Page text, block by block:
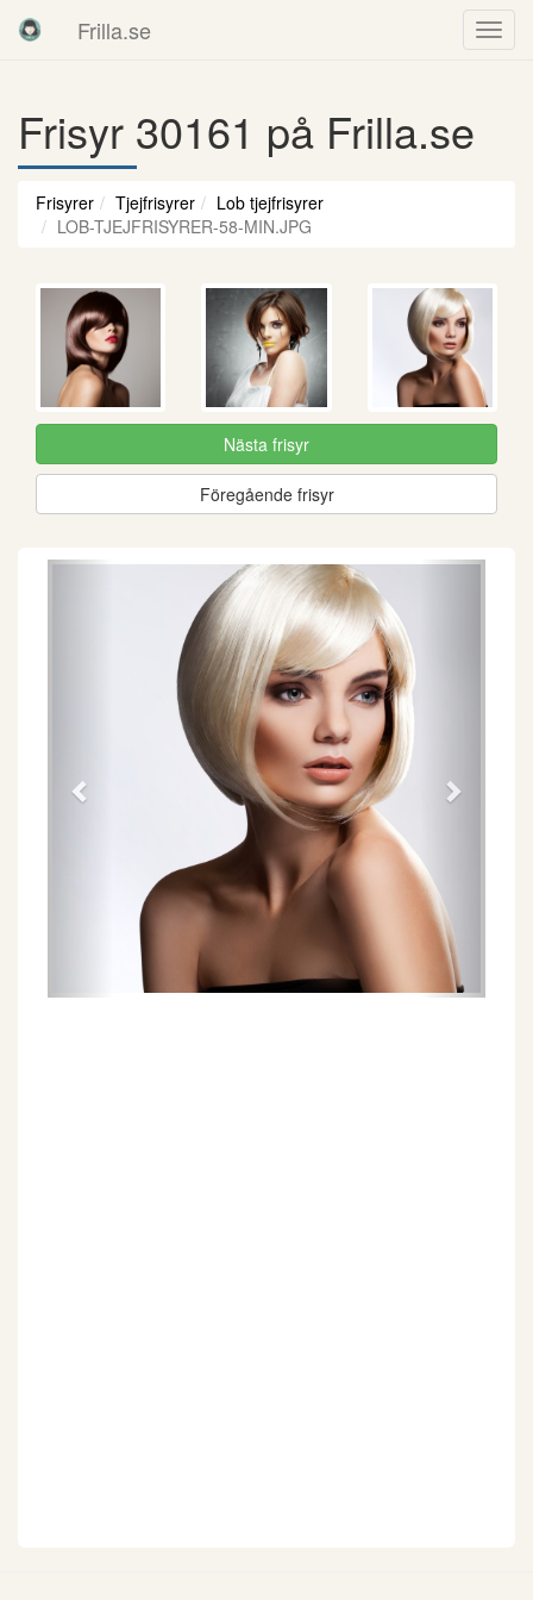
Frilla.se
Frisyr 30161 på Frilla.se
Frisyrer Tjejfrisyrer
Lob tjejfrisyrer
LOB-TJEJFRISYRER-58-MIN.JPG
Nästa frisyr
Föregående frisyr
Föregående